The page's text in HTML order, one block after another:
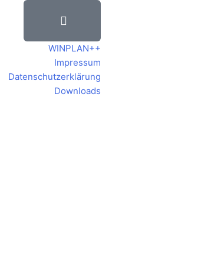
WINPLAN++
Impressum
Datenschutzerklärung
Downloads